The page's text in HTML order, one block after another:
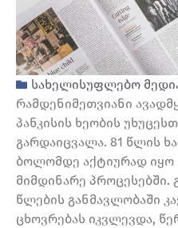
სახელისუფლებო
რამდენიმეთვიანი
პანკისის ხეობის
გარდაიცვალა. 81 წლის
ბოლომდე აქტიურად იყო
მიმდინარე პროცესებში.
წლების განმავლობაში
ცხოვრებას იკვლევდა,